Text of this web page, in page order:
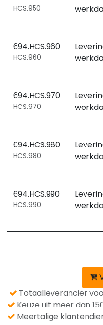
HCS.950
694.HCS.960
HCS.960
694.HCS.970
HCS.970
694.HCS.980
HCS.980
694.HCS.990
HCS.990
Totaalleverancier
Keuze uit meer dan
Meertalige